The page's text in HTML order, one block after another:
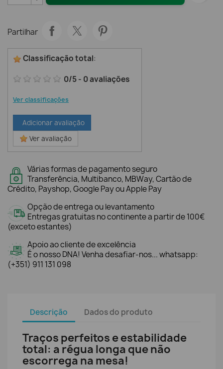
Partilhar
Classificação total:
0/5- 0avaliações
Ver classificações
Adicionar avaliação
Ver avaliação
Várias formas de pagamento seguro
Transferência, Multibanco, MBWay, Cartão de
Crédito, Payshop, Google Pay ou Apple Pay
Opção de entrega ou levantamento
Entregas gratuitas no continente a partir de 100€
(exceto estantes)
Apoio ao cliente de excelência
É o nosso DNA! Venha desafiar-nos... whatsapp:
(+351) 911 131 098
Descrição Dados do produto
Traços perfeitos e estabilidade
total: a régua longa que não
escorrega na mesa!